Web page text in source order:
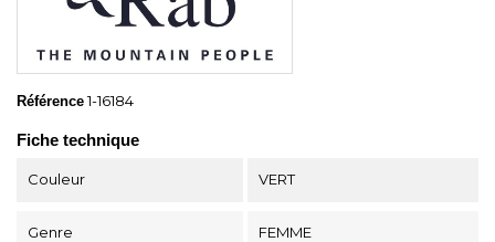
Référence 1-16184
Fiche technique
Couleur VERT
Genre FEMME